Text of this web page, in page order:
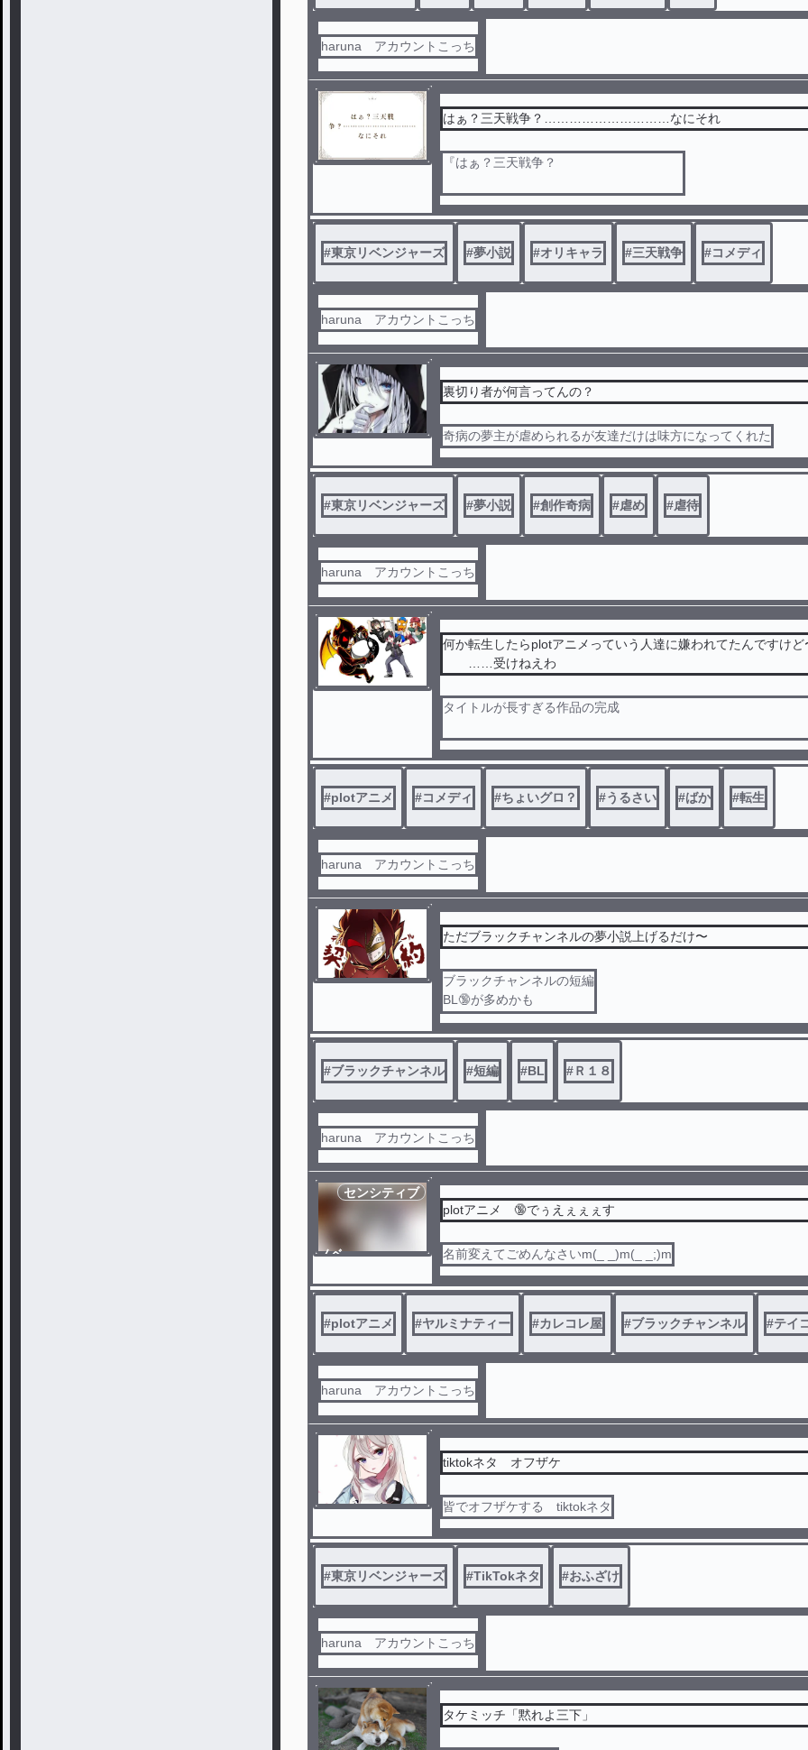
haruna アカウントこっち
はぁ？三天戦争？…………………………なにそれ
『はぁ？三天戦争？
なにそれ』
「は？知らないの？人生やり直したら？」
『辛辣！』
#東京リベンジャーズ #夢小説 #オリキャラ #三天戦争 #コメディ
haruna アカウントこっち
裏切り者が何言ってんの？
奇病の夢主が虐められるが友達だけは味方になってくれた
#東京リベンジャーズ #夢小説 #創作奇病 #虐め #虐待
haruna アカウントこっち
何か転生したらplotアニメっていう人達に嫌われてたんですけど
……受けねえわ
タイトルが長すぎる作品の完成
転生したらplotアニメっていう人（ひとじゃないかも）達に嫌わ
、好かれるために努力する魔界のバカ女の子
#plotアニメ #コメディ #ちょいグロ？ #うるさい #ばか #転生
haruna アカウントこっち
ただブラックチャンネルの夢小説上げるだけ〜
ブラックチャンネルの短編
BL🔞が多めかも
全部妄想
たま〜に夢主
#ブラックチャンネル #短編 #BL #Ｒ１８
haruna アカウントこっち
ノベ
センシティブ
plotアニメ 🔞でぅえぇぇぇす
名前変えてごめんなさいm(_ _)m(_ _;)m
#plotアニメ #ヤルミナティー #カレコレ屋 #ブラックチャンネル #テイ
haruna アカウントこっち
tiktokネタ オフザケ
皆でオフザケする tiktokネタ
#東京リベンジャーズ #TikTokネタ #おふざけ
haruna アカウントこっち
タケミッチ「黙れよ三下」